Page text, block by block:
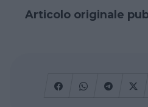
Articolo originale